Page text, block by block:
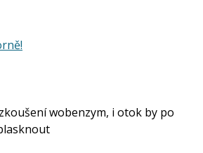
wobenzym, i otok by po